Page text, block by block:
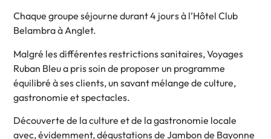
Chaque groupe séjourne durant 4 jours à l’Hôtel Club
Belambra à Anglet.
Malgré les différentes restrictions sanitaires, Voyages
Ruban Bleu a pris soin de proposer un programme
équilibré à ses clients, un savant mélange de culture,
gastronomie et spectacles.
Découverte de la culture et de la gastronomie locale
avec, évidemment, dégustations de Jambon de Bayonne